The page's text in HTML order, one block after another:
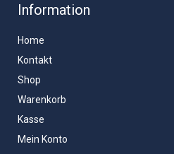
Information
Home
Kontakt
Shop
Warenkorb
Kasse
Mein Konto